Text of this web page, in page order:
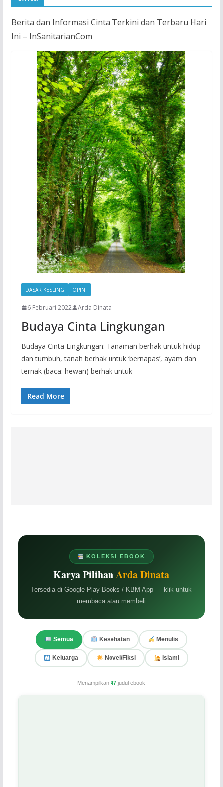
Berita dan Informasi Cinta Terkini dan Terbaru Hari
Ini – InSanitarianCom
DASAR KESLING OPINI
6 Februari 2022 Arda Dinata
Budaya Cinta Lingkungan
Budaya Cinta Lingkungan: Tanaman berhak untuk hidup
dan tumbuh, tanah berhak untuk ‘bernapas’, ayam dan
ternak (baca: hewan) berhak untuk
Read More
KOLEKSI EBOOK
Karya PilihanArda Dinata
Tersedia di Google Play Books / KBM App — klik untuk
membaca atau membeli
Semua Kesehatan Menulis
Keluarga Novel/Fiksi Islami
Menampilkan47 judul ebook